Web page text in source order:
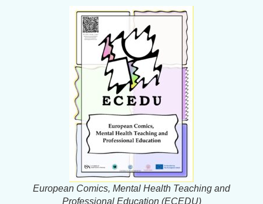
European Comics, Mental Health Teaching and
Professional Education (ECEDU)